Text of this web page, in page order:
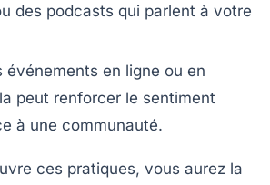
des podcasts qui parlent à votre
événements en ligne ou en
peut renforcer le sentiment
à une communauté.
ces pratiques, vous aurez la